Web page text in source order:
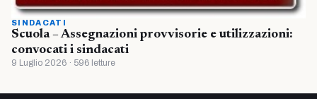
SINDACATI
Scuola – Assegnazioni provvisorie e utilizzazioni:
convocati i sindacati
9 Luglio 2026 · 596 letture